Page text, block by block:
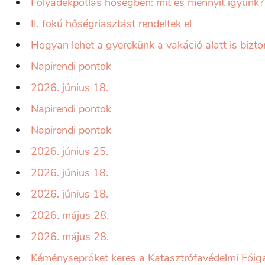
II. fokú hőségriasztást rendeltek el
Hogyan lehet a gyerekünk a vakáció alatt is
Napirendi pontok
2026. június 18.
Napirendi pontok
Napirendi pontok
2026. június 25.
2026. június 18.
2026. június 18.
2026. május 28.
2026. május 28.
Kéményseprőket keres a Katasztrófavédelmi